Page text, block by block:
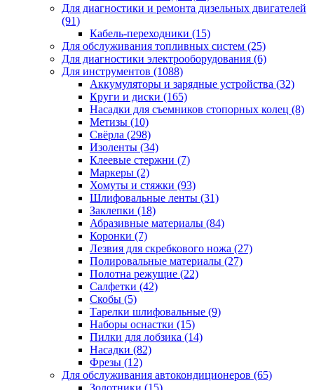
Для диагностики и ремонта дизельных двигателей
(91)
Кабель-переходники (15)
Для обслуживания топливных систем (25)
Для диагностики электрооборудования (6)
Для инструментов (1088)
Аккумуляторы и зарядные устройства (32)
Круги и диски (165)
Насадки для съемников стопорных колец (8)
Метизы (10)
Свёрла (298)
Изоленты (34)
Клеевые стержни (7)
Маркеры (2)
Хомуты и стяжки (93)
Шлифовальные ленты (31)
Заклепки (18)
Абразивные материалы (84)
Коронки (7)
Лезвия для скребкового ножа (27)
Полировальные материалы (27)
Полотна режущие (22)
Салфетки (42)
Скобы (5)
Тарелки шлифовальные (9)
Наборы оснастки (15)
Пилки для лобзика (14)
Насадки (82)
Фрезы (12)
Для обслуживания автокондиционеров (65)
Золотники (15)